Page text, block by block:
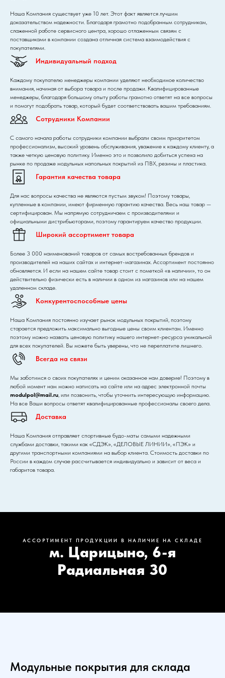
Наша Компания существует уже 10 лет. Этот факт является лучшим
доказательством надежности. Благодаря грамотно подобранным сотрудникам,
слаженной работе сервисного центра, хорошо отлаженным связям с
поставщиками в компании создана отличная система взаимодействия с
покупателями.
Индивидуальный подход
Каждому покупателю менеджеры компании уделяют необходимое количество
внимания, начиная от выбора товара и после продажи. Квалифицированные
менеджеры, благодаря большому опыту работы грамотно ответят на все вопросы
и помогут подобрать товар, который будет соответствовать вашим требованиям.
Сотрудники Компании
С самого начала работы сотрудники компании выбрали своим приоритетом
профессионализм, высокий уровень обслуживания, уважение к каждому клиенту, а
также четкую ценовую политику. Именно это и позволило добиться успеха на
рынке по продаже модульных напольных покрытий из ПВХ, резины и пластика.
Гарантия качества товара
Для нас вопросы качества не являются пустым звуком! Поэтому товары,
купленные в компании, имеют фирменную гарантию качества. Весь наш товар —
сертифицирован. Мы напрямую сотрудничаем с производителями и
официальными дистрибьюторами, поэтому гарантируем качество продукции.
Широкий ассортимент товара
Более 3 000 наименований товаров от самых востребованных брендов и
производителей на наших сайтах и интернет-магазинах. Ассортимент постоянно
обновляется. И если на нашем сайте товар стоит с пометкой «в наличии», то он
действительно физически есть в наличии в одном из магазинов или на нашем
удаленном складе.
Конкурентоспособные цены
Наша Компания постоянно изучает рынок модульных покрытий, поэтому
старается предложить максимально выгодные цены своим клиентам. Именно
поэтому можно назвать ценовую политику нашего интернет-ресурса уникальной
для всех покупателей. Вы можете быть уверены, что не переплатите лишнего.
Всегда на связи
Мы заботимся о своих покупателях и ценим оказанное нам доверие! Поэтому в
любой момент нам можно написать на сайте или на адрес электронной почты
modulpol@mail.ru, или позвонить, чтобы уточнить интересующую информацию.
На все Ваши вопросы ответят квалифицированные профессионалы своего дела.
Доставка
Наша Компания отправляет спортивные будо-маты самыми надежными
службами доставки, такими как «СДЭК», «ДЕЛОВЫЕ ЛИНИИ», «ПЭК» и
другими транспортными компаниями на выбор клиента. Стоимость доставки по
России в каждом случае рассчитывается индивидуально и зависит от веса и
габаритов товара.
АССОРТИМЕНТ ПРОДУКЦИИ В НАЛИЧИЕ НА СКЛАДЕ
м. Царицыно, 6-я
Радиальная 30
Модульные покрытия для склада